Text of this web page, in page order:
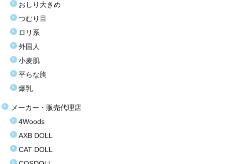
価格選択
3万円以下
3万〜8万円
8万〜9万円
9万〜11万円
11万〜13万円
13万〜15万円
15万〜17万円
おしり大きめ
つむり目
ロリ系
外国人
小麦肌
平らな胸
爆乳
メーカー・販売代理店
4Woods
AXB DOLL
CAT DOLL